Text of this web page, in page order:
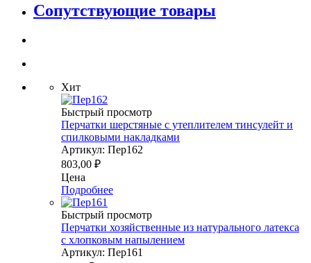
Сопутствующие товары
Хит
Быстрый просмотр
Перчатки шерстяные с утеплителем тинсулейт и
спилковыми накладками
Артикул: Пер162
803,00 ₽
Цена
Подробнее
Быстрый просмотр
Перчатки хозяйственные из натурального латекса
с хлопковым напылением
Артикул: Пер161